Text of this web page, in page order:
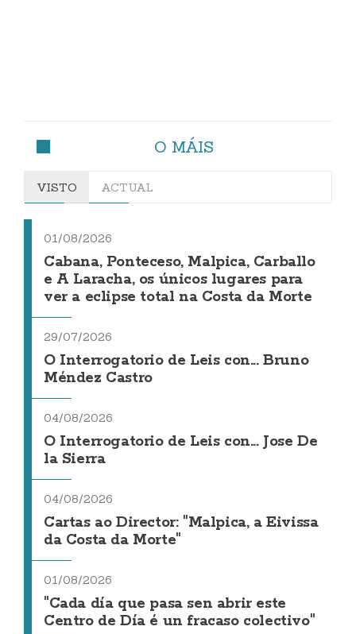
O MÁIS
VISTO ACTUAL
01/08/2026
Cabana, Ponteceso, Malpica, Carballo
e A Laracha, os únicos lugares para
ver a eclipse total na Costa da Morte
29/07/2026
O Interrogatorio de Leis con... Bruno
Méndez Castro
04/08/2026
O Interrogatorio de Leis con... Jose De
la Sierra
04/08/2026
Cartas ao Director: "Malpica, a Eivissa
da Costa da Morte"
01/08/2026
"Cada día que pasa sen abrir este
Centro de Día é un fracaso colectivo"